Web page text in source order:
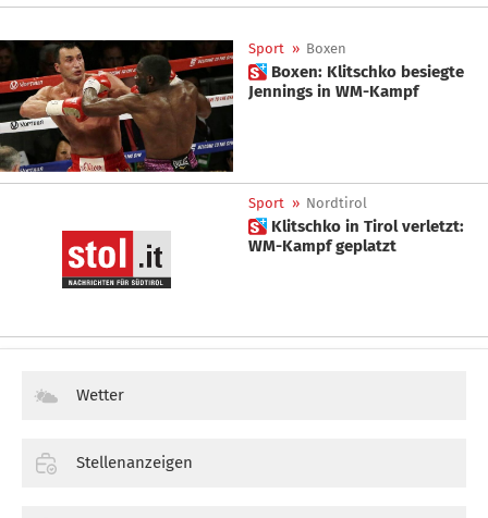
Sport » Boxen
 Boxen: Klitschko besiegte
Jennings in WM-Kampf
Sport » Nordtirol
 Klitschko in Tirol verletzt:
WM-Kampf geplatzt
Wetter
Stellenanzeigen